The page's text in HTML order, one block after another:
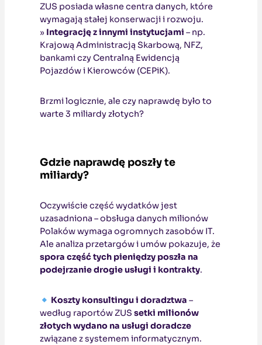
ZUS posiada własne centra danych, które
wymagają stałej konserwacji i rozwoju.
» Integrację z innymi instytucjami – np.
Krajową Administracją Skarbową, NFZ,
bankami czy Centralną Ewidencją
Pojazdów i Kierowców (CEPiK).
Brzmi logicznie, ale czy naprawdę było to
warte 3 miliardy złotych?
Gdzie naprawdę poszły te
miliardy?
Oczywiście część wydatków jest
uzasadniona – obsługa danych milionów
Polaków wymaga ogromnych zasobów IT.
Ale analiza przetargów i umów pokazuje, że
spora część tych pieniędzy poszła na
podejrzanie drogie usługi i kontrakty.
Koszty konsultingu i doradztwa –
według raportów ZUS setki milionów
złotych wydano na usługi doradcze
związane z systemem informatycznym.